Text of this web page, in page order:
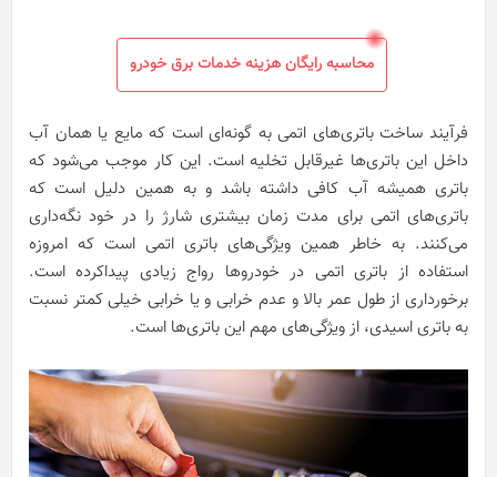
محاسبه رایگان هزینه خدمات برق خودرو
فرآیند ساخت باتری‌های اتمی به گونه‌ای است که مایع یا همان آب
داخل این باتری‌ها غیرقابل تخلیه است. این کار موجب می‌شود که
باتری همیشه آب کافی داشته باشد و به همین دلیل است که
باتری‌های اتمی برای مدت زمان بیشتری شارژ را در خود نگه‌داری
می‌کنند. به خاطر همین ویژگی‌های باتری اتمی است که امروزه
استفاده از باتری اتمی در خودروها رواج زیادی پیداکرده است.
برخورداری از طول عمر بالا و عدم خرابی و یا خرابی خیلی کمتر نسبت
به باتری اسیدی، از ویژگی‌های مهم این باتری‌ها است.